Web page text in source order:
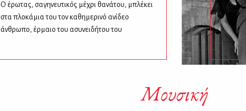
Ο έρωτας, σαγηνευτικός μέχρι θανάτου, μπλέκει
στα πλοκάμια του τον καθημερινό ανίδεο
άνθρωπο, έρμαιο του ασυνειδήτου του
Μουσική